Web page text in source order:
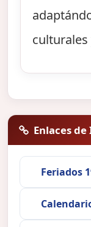
Enlaces
Feriados